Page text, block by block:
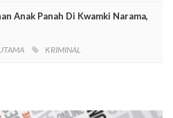
Anak Panah Di Kwamki Narama,
KRIMINAL